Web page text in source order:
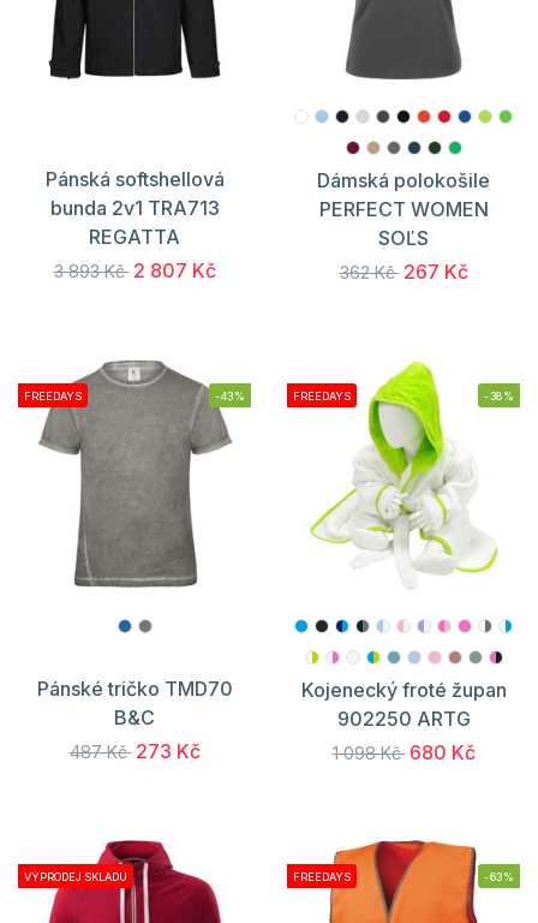
Pánská softshellová
bunda 2v1 TRA713
REGATTA
3 893 Kč 2 807 Kč
Dámská polokošile
PERFECT WOMEN
SOĽS
362 Kč 267 Kč
FREEDAYS -43%
Pánské tričko TMD70
B&C
487 Kč 273 Kč
FREEDAYS -38%
Kojenecký froté župan
902250 ARTG
1 098 Kč 680 Kč
VÝPRODEJ SKLADU FREEDAYS -63%